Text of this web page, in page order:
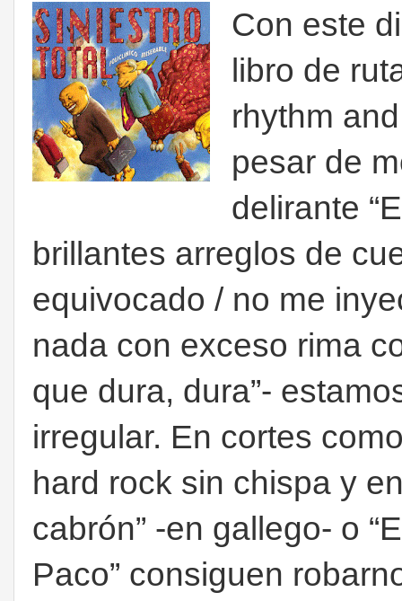
Con este
libro de
rhythm
pesar de
delirante
brillantes arreglos de
equivocado / no me
nada con exceso rima
que dura, dura”-
irregular. En cortes
hard rock sin chispa y
cabrón” -en gallego- o
Paco” consiguen